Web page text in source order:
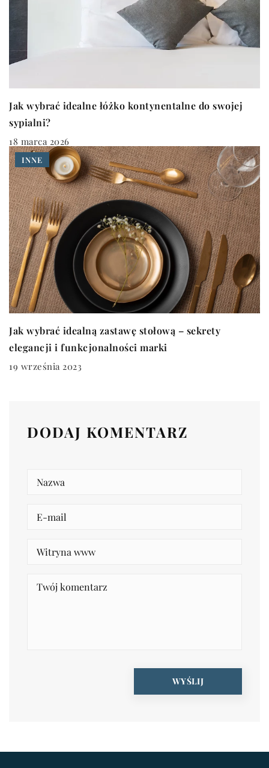
Jak wybrać idealne łóżko kontynentalne do swojej
sypialni?
18 marca 2026
INNE
Jak wybrać idealną zastawę stołową – sekrety
elegancji i funkcjonalności marki
19 września 2023
DODAJ KOMENTARZ